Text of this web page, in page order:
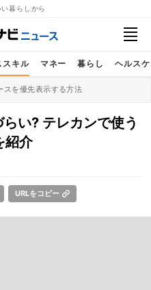
暮らしから
スキル マネー 暮らし ヘルス
を優先表示する方法
い? テレカンで使う
紹介
URLをコピー